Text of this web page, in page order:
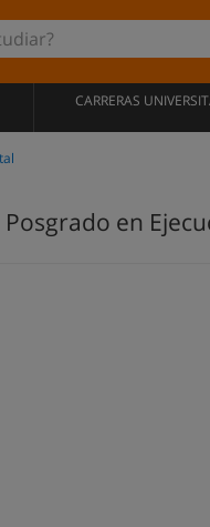
CARRERAS
en